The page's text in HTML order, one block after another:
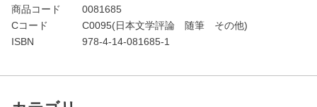
商品コード
0081685
Cコード
C0095(日本文学評論 随筆 その他)
ISBN
978-4-14-081685-1